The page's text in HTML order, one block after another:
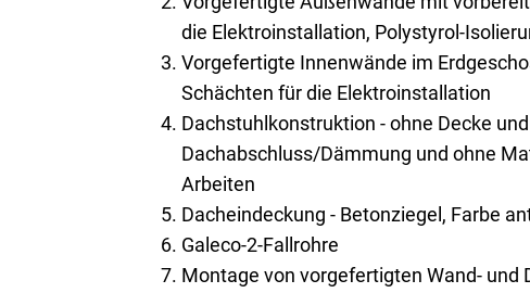
die Elektroinstallation, Polystyrol-
Vorgefertigte Innenwände im
Schächten für die Elektroinstallation
Dachstuhlkonstruktion - ohne Decke und
Dachabschluss/Dämmung und ohne
Arbeiten
Dacheindeckung - Betonziegel, Farbe
Galeco-2-Fallrohre
Montage von vorgefertigten Wand- und